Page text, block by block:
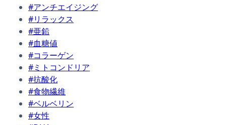
#アンチエイジング
#リラックス
#亜鉛
#血糖値
#コラーゲン
#ミトコンドリア
#抗酸化
#食物繊維
#ベルベリン
#女性